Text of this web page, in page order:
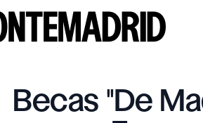
Becas "De